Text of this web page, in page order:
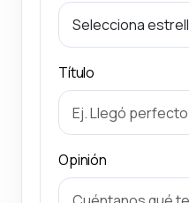
Título
Opinión